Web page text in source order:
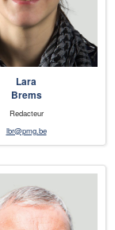
Lara
Brems
Redacteur
lbr@pmg.be